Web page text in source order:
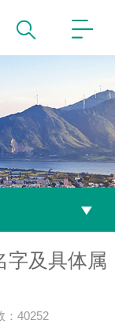
字及具体属
40252